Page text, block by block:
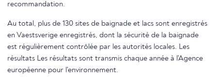
recommandation.
Au total, plus de 130 sites de baignade et lacs sont enregistrés
en Vaestsverige enregistrés, dont la sécurité de la baignade
est régulièrement contrôlée par les autorités locales. Les
résultats Les résultats sont transmis chaque année à l'Agence
européenne pour l'environnement.